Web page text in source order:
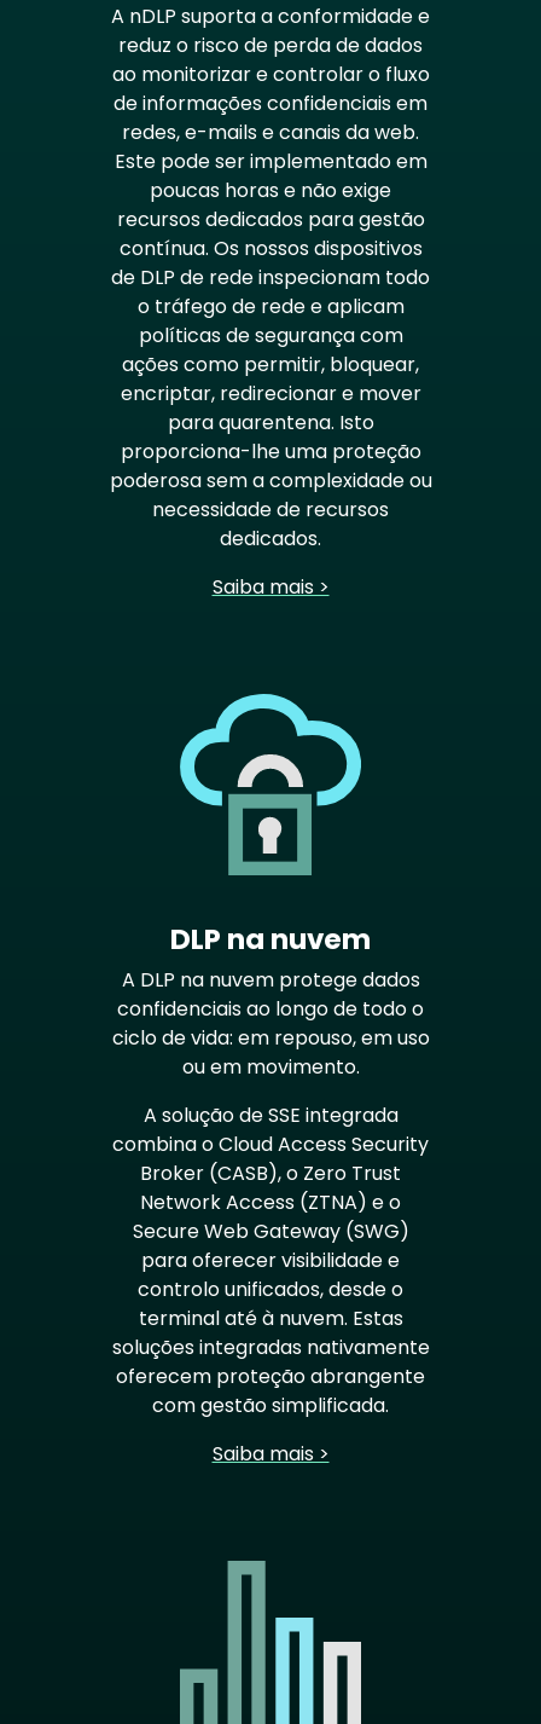
A nDLP suporta a conformidade e
reduz o risco de perda de dados
ao monitorizar e controlar o fluxo
de informações confidenciais em
redes, e-mails e canais da web.
Este pode ser implementado em
poucas horas e não exige
recursos dedicados para gestão
contínua. Os nossos dispositivos
de DLP de rede inspecionam todo
o tráfego de rede e aplicam
políticas de segurança com
ações como permitir, bloquear,
encriptar, redirecionar e mover
para quarentena. Isto
proporciona-lhe uma proteção
poderosa sem a complexidade ou
necessidade de recursos
dedicados.
Saiba mais >
DLP na nuvem
A DLP na nuvem protege dados
confidenciais ao longo de todo o
ciclo de vida: em repouso, em uso
ou em movimento.
A solução de SSE integrada
combina o Cloud Access Security
Broker (CASB), o Zero Trust
Network Access (ZTNA) e o
Secure Web Gateway (SWG)
para oferecer visibilidade e
controlo unificados, desde o
terminal até à nuvem. Estas
soluções integradas nativamente
oferecem proteção abrangente
com gestão simplificada.
Saiba mais >